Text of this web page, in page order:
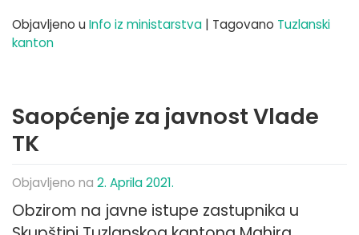
Objavljeno u Info iz ministarstva | Tagovano Tuzlanski
kanton
Saopćenje za javnost Vlade
TK
Objavljeno na 2. Aprila 2021.
Obzirom na javne istupe zastupnika u